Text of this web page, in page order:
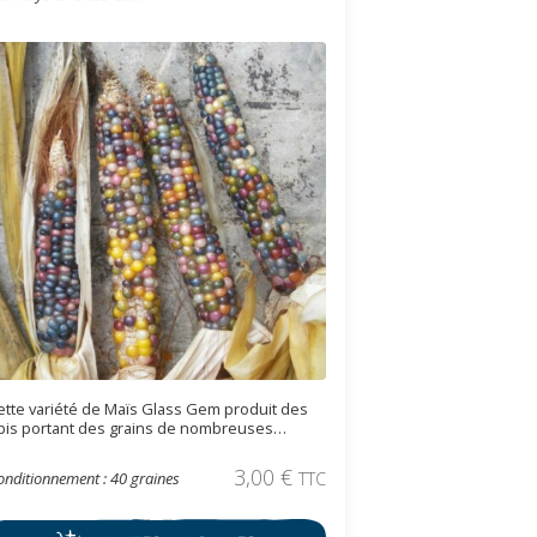
variété de Maïs Glass Gem produit des
portant des grains de nombreuses
: 40 graines 3,00 € TTC